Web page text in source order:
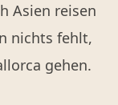
Asien reisen
nichts fehlt,
gehen.